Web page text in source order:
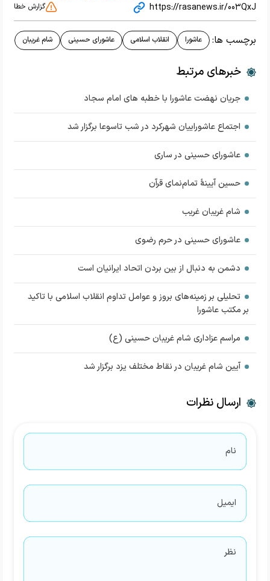
https://rasanews.ir/003QxJ گزارش خطا
برچسب ها: عاشورا انقلاب اسلامی عاشورای حسینی شام غریبان
خبرهای مرتبط
جریان نهضت عاشورا با خطبه های امام سجاد
اجتماع عاشوراییان شهرکرد در شب تاسوعا برگزار شد
عاشورای حسینی در ساری
حسین آیینۀ تمام‌نمای قرآن
شام غریبان غریب
عاشورای حسینی در حرم رضوی
دشمن به دنبال از بین بردن اتحاد ایرانیان است
تحلیلی بر زمینه‌های بروز و عوامل تداوم انقلاب اسلامی با تاکید
بر مکتب عاشورا
مراسم عزاداری شام غریبان حسینی (ع)
آیین شام غریبان در نقاط مختلف یزد برگزار شد
ارسال نظرات